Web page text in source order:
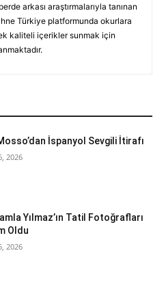
arkası araştırmalarıyla tanınan
Türkiye platformunda okurlara
kaliteli içerikler sunmak için
İspanyol Sevgili İtirafı
2026
Yılmaz’ın Tatil Fotoğrafları
Oldu
2026